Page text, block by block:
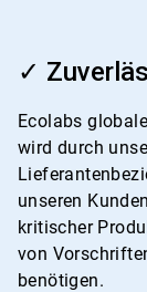
✓
Ecolabs
wird durch
unseren
kritischer
von
benötigen.